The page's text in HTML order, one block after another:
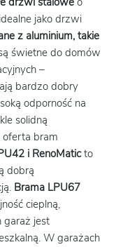
jako drzwi
z aluminium, takie
świetne do domów
–
bardzo dobry
odporność na
solidną
oferta bram
i RenoMaticto
dobrą
Brama LPU67
cieplną,
garaż jest
W garażach